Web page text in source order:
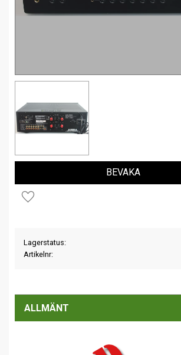
Lägg till i favoriter
BEVAKA
Lagerstatus
Artikelnr
ALLMÄNT